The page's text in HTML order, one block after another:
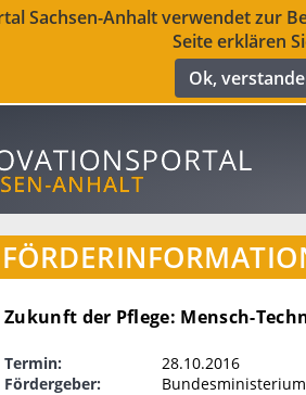
Sachsen-Anhalt verwendet zur
Seite erklären
Ok,
Zukunft der Pflege: Mensch-
Termin:
28.10.2016
Fördergeber: